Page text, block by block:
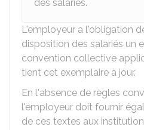
des salariés.
L'employeur a l'obligation
disposition des salariés un
convention collective
tient cet exemplaire à jour.
En l'absence de règles
l'employeur doit fournir
de ces textes aux